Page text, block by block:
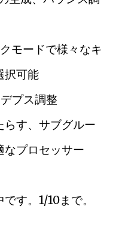
モードで様々なキ
択可能
プス調整
らす、サブグルー
なプロセッサー
す。1/10まで。